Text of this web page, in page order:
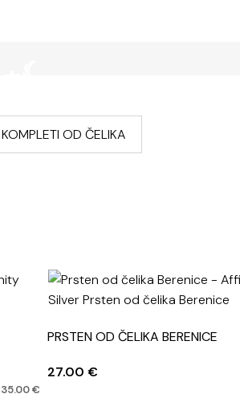
KOMPLETI OD ČELIKA
35.00€
PRSTEN OD ČELIKA BERENICE
27.00 €